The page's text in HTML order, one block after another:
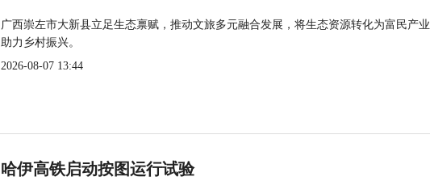
广西崇左市大新县立足生态禀赋，推动文旅多元融合发展，将生态资源转化为富民产
助力乡村振兴。
2026-08-07 13:44
哈伊高铁启动按图运行试验